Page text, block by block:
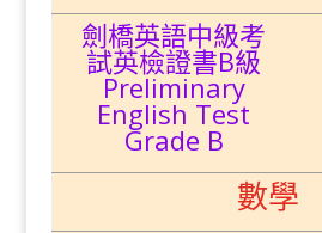
劍橋英語中級考
試英檢證書B級
Preliminary
English Test
Grade B
數學